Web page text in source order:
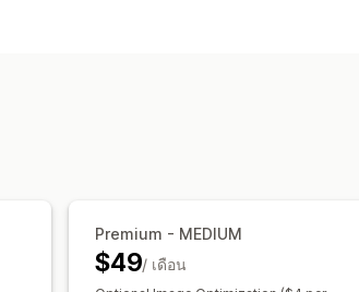
ซิงค์สินค้า
อัปเดตแบบเรีย
การตรวจสอบข้อผิดพลาด การเลือกสินค้า
การ
การปรับฟีดให้เหมาะสม หลายรูปแบบ
Premium - MEDIUM
$49/ เดือน